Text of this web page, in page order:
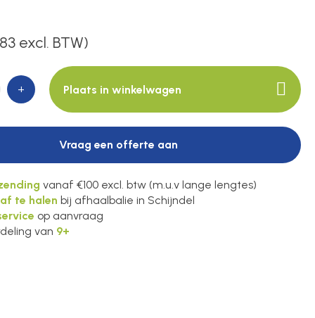
excl. BTW)
+ Plaats in winkelwagen
Vraag een offerte aan
vanaf €100 excl. btw (m.u.v lange lengtes)
te halen bij afhaalbalie in Schijndel
op aanvraag
van 9+